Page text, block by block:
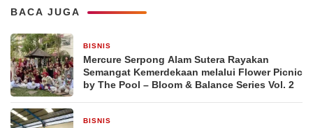
BACA JUGA
BISNIS
Mercure Serpong Alam Sutera Rayakan
Semangat Kemerdekaan melalui Flower Picnic
by The Pool – Bloom & Balance Series Vol. 2
BISNIS